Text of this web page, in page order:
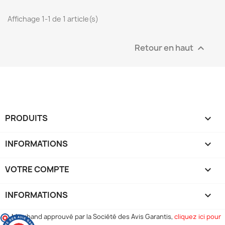
Affichage 1-1 de 1 article(s)
Retour en haut 
PRODUITS 
INFORMATIONS 
VOTRE COMPTE 
INFORMATIONS keyboard_arrow_down
Marchand approuvé par la Société des Avis Garantis, cliquez ici pour